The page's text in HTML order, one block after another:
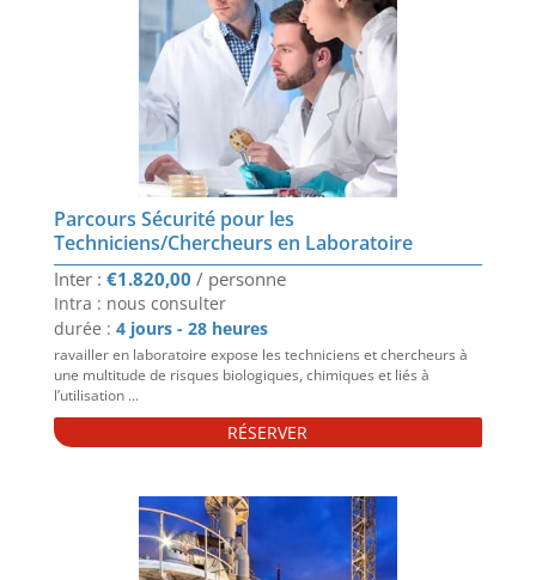
Parcours Sécurité pour les
Techniciens/Chercheurs en Laboratoire
€1.820,00
Intra : nous consulter
durée : 4 jours - 28 heures
ravailler en laboratoire expose les techniciens et chercheurs à
une multitude de risques biologiques, chimiques et liés à
l’utilisation ...
RÉSERVER